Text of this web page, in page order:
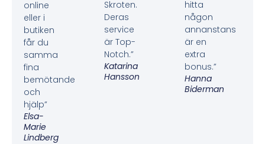
online
eller i
butiken
får du
samma
fina
bemötande
och
hjälp”
Elsa-
Marie
Lindberg
Skroten.
Deras
service
är Top-
Notch.”
Katarina
Hansson
hitta
någon
annanstans
är en
extra
bonus.”
Hanna
Biderman